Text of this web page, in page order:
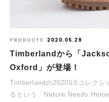
PRODUCTS 2020.05.29
Timberlandから「
Oxford」が登場！
Timberlandの2020SSコレクシ
るという「Nature Needs